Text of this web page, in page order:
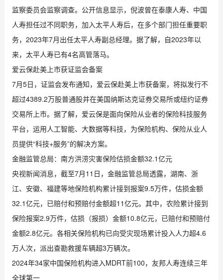
监察委员会监察调查。公开信息显示，倪波曾在泰康人寿、中国
人寿担任过不同职务，加入太平人寿后，在多个部门担任重要职
务，2023年7月出任太平人寿副总经理。据了解，自2023年以
来，太平人寿已有4名高管落马。
爱云保赴美上市获证监会备案
7月5日，证监会发布通知，爱云保赴美上市获备案，将拟发行不
超过4389.2万股普通股并在美国纳斯达克证券交易所或纽约证券
交易所上市。据了解，爱云保是面向保险从业者的保险科技服务
平台，运用人工智能、大数据等科技，为保险机构、保险从业人
员提供“科技+服务”的解决方案。
金融监管总局：南方洪涝灾害保险估损金额32.1亿元
央视新闻消息，截至7月11日，金融监管总局透露，湖南、浙
江、安徽、福建等地保险机构累计接到报案9.5万件，估损金额
32.1亿元，已赔付和预赔付金额超11亿元。其中，农险累计接到
保险报案2.9万件，估损（报损）金额10.8亿元，已赔付和预赔付
金额2.8亿元。各相关保险机构已向受灾现场累计投入人力超4.6
万人次，派出查勘救援车辆超3万辆次。
2024年34家中国保险机构进入MDRT前100，友邦人寿连续三年
全球第一